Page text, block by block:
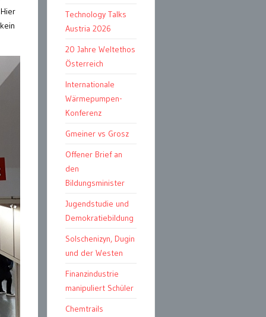
Technology Talks
Austria 2026
20 Jahre Weltethos
Österreich
Internationale
Wärmepumpen-
Konferenz
Gmeiner vs Grosz
Offener Brief an
den
Bildungsminister
Jugendstudie und
Demokratiebildung
Solschenizyn, Dugin
und der Westen
Finanzindustrie
manipuliert Schüler
Chemtrails